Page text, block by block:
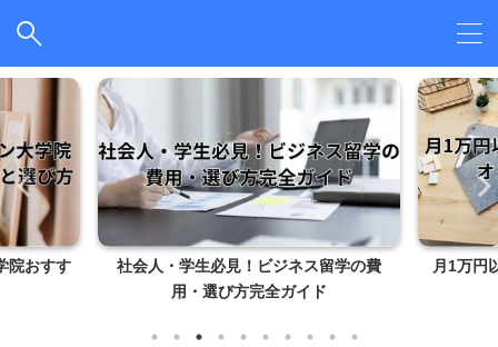
院おすす
社会人・学生必見！ビジネス留学の費
用・選び方完全ガイド
月1万円